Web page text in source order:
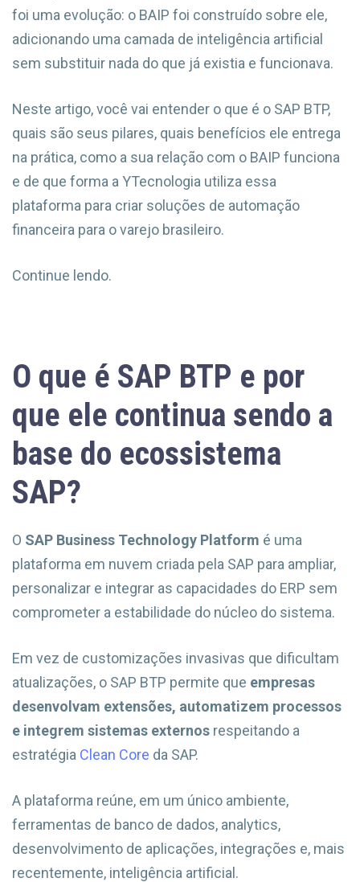
foi uma evolução: o BAIP foi construído sobre ele,
adicionando uma camada de inteligência artificial
sem substituir nada do que já existia e funcionava.
Neste artigo, você vai entender o que é o SAP BTP,
quais são seus pilares, quais benefícios ele entrega
na prática, como a sua relação com o BAIP funciona
e de que forma a YTecnologia utiliza essa
plataforma para criar soluções de automação
financeira para o varejo brasileiro.
Continue lendo.
O que é SAP BTP e por
que ele continua sendo a
base do ecossistema
SAP?
O SAP Business Technology Platform é uma
plataforma em nuvem criada pela SAP para ampliar,
personalizar e integrar as capacidades do ERP sem
comprometer a estabilidade do núcleo do sistema.
Em vez de customizações invasivas que dificultam
atualizações, o SAP BTP permite que empresas
desenvolvam extensões, automatizem processos
e integrem sistemas externos respeitando a
estratégia Clean Core da SAP.
A plataforma reúne, em um único ambiente,
ferramentas de banco de dados, analytics,
desenvolvimento de aplicações, integrações e, mais
recentemente, inteligência artificial.